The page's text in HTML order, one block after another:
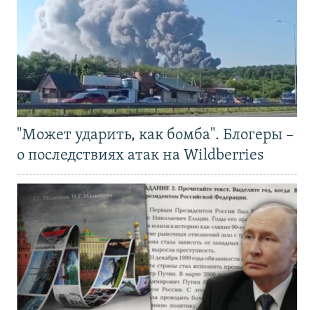
"Может ударить, как бомба". Блогеры –
о последствиях атак на Wildberries